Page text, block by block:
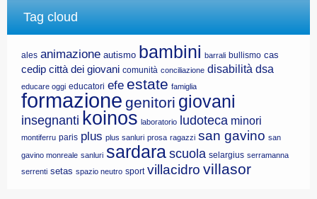
Tag cloud
ales animazione autismo bambini barrali bullismo cas
cedip città dei giovani comunità conciliazione disabilità dsa
educare oggi educatori efe estate famiglia
formazione genitori giovani
insegnanti koinos laboratorio ludoteca minori
montiferru paris plus plus sanluri prosa ragazzi san gavino san
gavino monreale sanluri sardara scuola selargius serramanna
serrenti setas spazio neutro sport villacidro villasor